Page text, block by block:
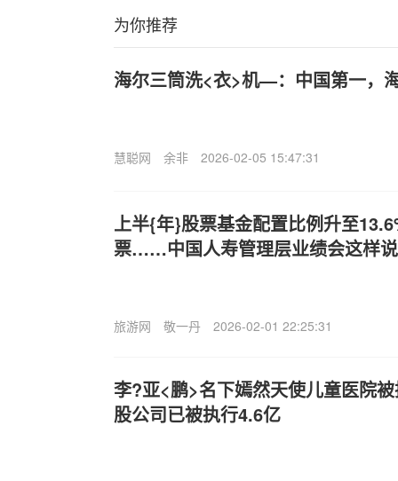
为你推荐
海尔三筒洗<衣>机—：中国第一，
慧聪网 余非 2026-02-05 15:47:31
上半{年}股票基金配置比例升至
票……中国人寿管理层业绩会这样说
旅游网 敬一丹 2026-02-01 22:25:31
李?亚<鹏>名下嫣然天使儿童医院
股公司已被执行4.6亿